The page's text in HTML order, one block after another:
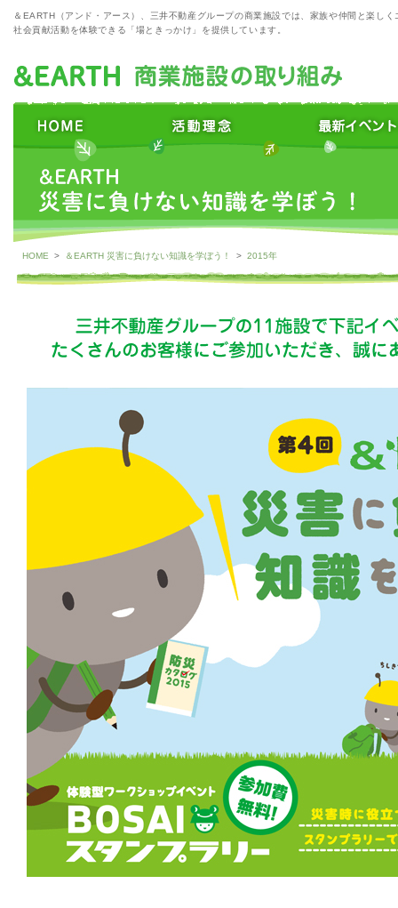
＆EARTH（アンド・アース）、三井不動産グループの商業施設では、家族や仲間と楽しく
社会貢献活動を体験できる「場ときっかけ」を提供しています。
HOME > ＆EARTH 災害に負けない知識を学ぼう！ > 2015年